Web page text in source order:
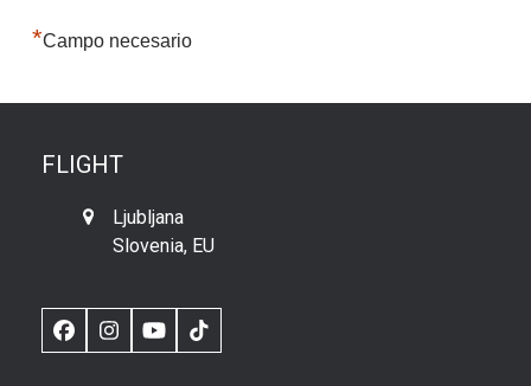
*Campo necesario
FLIGHT
Ljubljana
Slovenia, EU
FacebookInstagram
YouTubeTikTok